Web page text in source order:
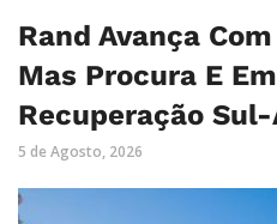
Rand Avança
Mas Procura E
Recuperação
5 de Agosto, 2026